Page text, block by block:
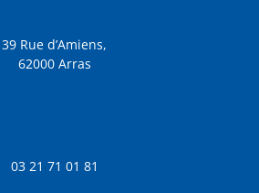
39 Rue d’Amiens,
62000 Arras
03 21 71 01 81